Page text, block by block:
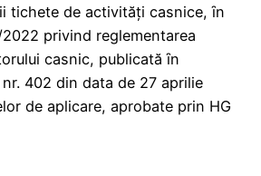
tichete de activităţi casnice, ȋn
2022 privind reglementarea
casnic, publicată ȋn
402 din data de 27 aprilie
de aplicare, aprobate prin HG